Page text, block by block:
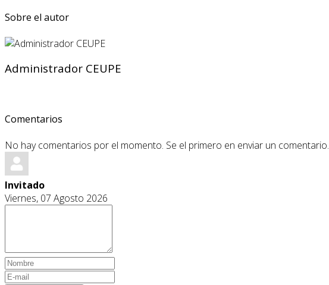
Sobre el autor
Administrador CEUPE
Comentarios
No hay comentarios por el momento. Se el primero en enviar un comentario.
Invitado
Viernes, 07 Agosto 2026